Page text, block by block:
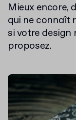
Mieux encore,
qui ne connaît
si votre design
proposez.